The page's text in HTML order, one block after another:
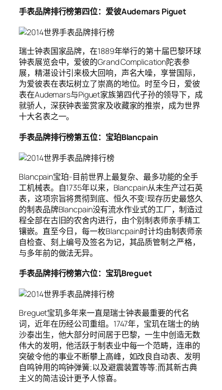
手表品牌排行榜第四位：爱彼Audemars Piguet
瑞士钟表国家品牌，在1889年举行的第十届巴黎环球
钟表展览会中，爱彼的Grand Complication陀表参
展，精湛设计引来极大回响，声名大噪，享誉国际，
为爱彼表在表坛树立了崇高的地位。时至今日，爱彼
表在Audemars与Piguet家族第四代子孙的领导下，成
就骄人，深获钟表鉴赏家及收藏家的推崇，成为世界
十大名表之一。
手表品牌排行榜第五位：宝珀Blancpain
Blancpain宝珀-目前世界上最复杂、最多功能的全手
工机械表。自1735年以来，Blancpain从未生产过石英
表，这项宗旨将贯彻到底、恒久不变!现存历史最悠久
的制表品牌Blancpain没有流水作业式的工厂，制造过
程全部在古旧的农舍内进行，由个别制表师亲手精工
镶嵌。直至今日，每一枚Blancpain时计均由制表师亲
自检查、刻上编号及签名为记，其品质管制之严格，
与多年前的做法无异。
手表品牌排行榜第六位：宝玑Breguet
Breguet宝玑多年来一直是瑞士钟表最重要的代名
词，近年在历经公司重组。1747年，宝玑在瑞士的纳
沙泰出生，他大部分时间居于巴黎，一生中创造无数
伟大的发明，他活跃于制表业中每一个范畴，连串的
突破令他的事业不断攀上高峰，如改良自动表、发明
自鸣钟用的鸣钟弹簧;以及避震装置等等;而其新古典
主义的简洁设计更予人惊喜。